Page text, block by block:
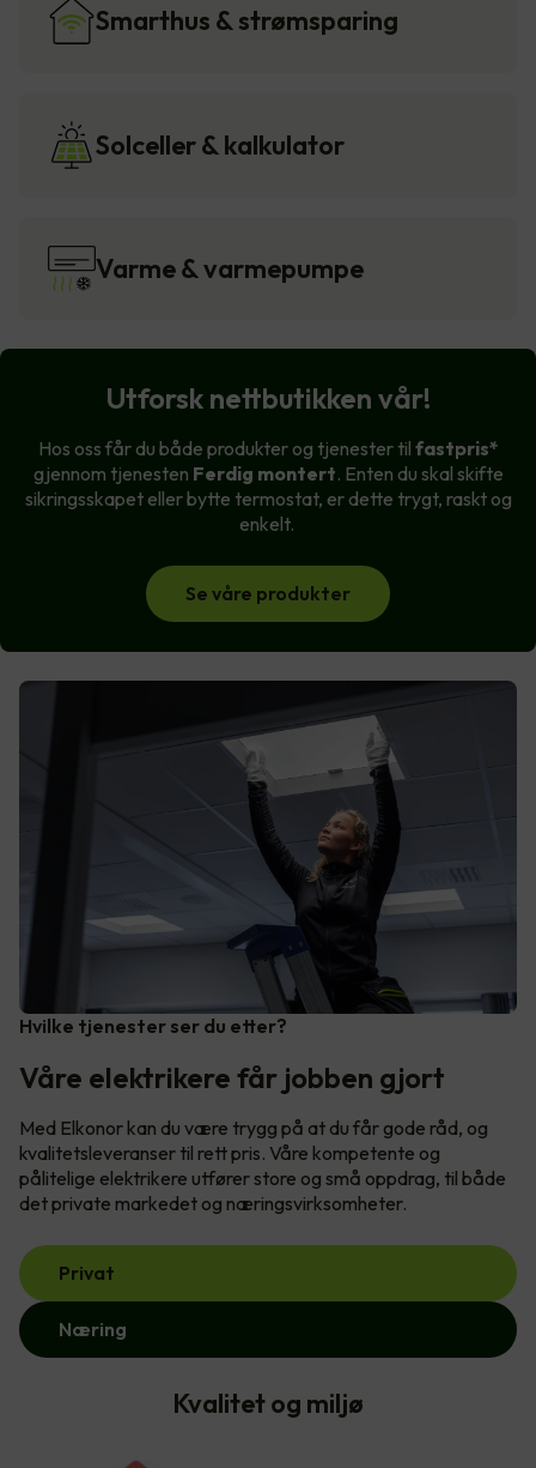
Smarthus & strømsparing
Solceller & kalkulator
Varme & varmepumpe
Utforsk nettbutikken vår!
Hos oss får du både produkter og tjenester til fastpris*
gjennom tjenesten Ferdig montert. Enten du skal skifte
sikringsskapet eller bytte termostat, er dette trygt, raskt og
enkelt.
Se våre produkter
Hvilke tjenester ser du etter?
Våre elektrikere får jobben gjort
Med Elkonor kan du være trygg på at du får gode råd, og
kvalitetsleveranser til rett pris. Våre kompetente og
pålitelige elektrikere utfører store og små oppdrag, til både
det private markedet og næringsvirksomheter.
Privat
Næring
Kvalitet og miljø